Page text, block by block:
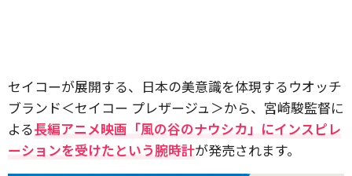
セイコーが展開する、日本の美意識を体現するウオッチ
ブランド＜セイコー プレザージュ＞から、宮崎駿監督に
よる長編アニメ映画「風の谷のナウシカ」にインスピレ
ーションを受けたという腕時計が発売されます。